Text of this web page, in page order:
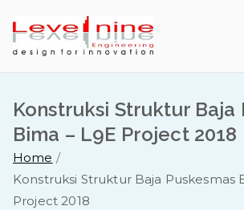
content
g |
Konstruksi Struktur Baja
Bima – L9E Project 2018
Home
Konstruksi Struktur Baja Puskesmas
Project 2018